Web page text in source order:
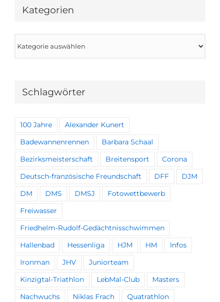
Kategorien
Kategorien
Schlagwörter
100 Jahre Alexander Kunert
Badewannenrennen Barbara Schaal
Bezirksmeisterschaft Breitensport Corona
Deutsch-französische Freundschaft DFF DJM
DM DMS DMSJ Fotowettbewerb
Freiwasser
Friedhelm-Rudolf-Gedächtnisschwimmen
Hallenbad Hessenliga HJM HM Infos
Ironman JHV Juniorteam
Kinzigtal-Triathlon LebMal-Club Masters
Nachwuchs Niklas Frach Quatrathlon